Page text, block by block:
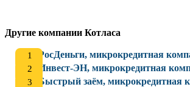
Другие компании Котласа
РосДеньги, микрокредитная
Инвест-ЭН, микрокредитная
Быстрый заём, микрокредитная